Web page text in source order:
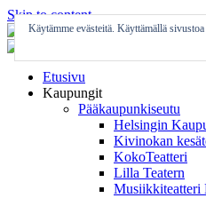
Skip to content
Etusivu
Kaupungit
Pääkaupunkiseutu
Helsingin
Kivinokan
KokoTeatteri
Lilla Teatern
Musiikkiteatteri
Käytämme evästeitä. Käyttämällä